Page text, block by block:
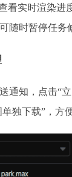
看实时渲染进
随时暂停任务
通知，点击“
独下载”，方